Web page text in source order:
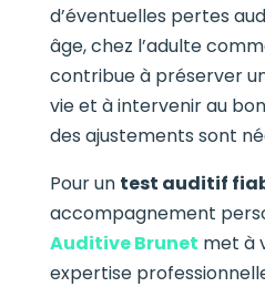
d’éventuelles pertes
âge, chez l’adulte
contribue à préserver
vie et à intervenir au
des ajustements sont
Pour un test auditif
accompagnement
Auditive Brunet met à
expertise